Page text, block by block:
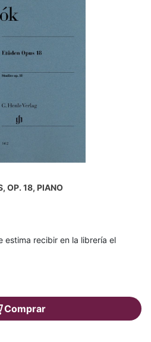
OP. 18, PIANO
estima recibir en la librería el
Comprar